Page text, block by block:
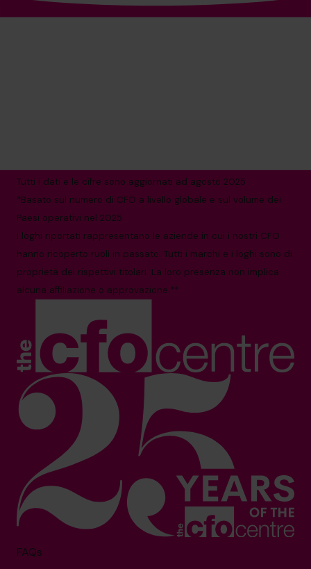
Tutti i dati e le cifre sono aggiornati ad agosto 2025
*Basato sul numero di CFO a livello globale e sul volume dei
Paesi operativi nel 2025.
I loghi riportati rappresentano le aziende in cui i nostri CFO
hanno ricoperto ruoli in passato. Tutti i marchi e i loghi sono di
proprietà dei rispettivi titolari. La loro presenza non implica
alcuna affiliazione o approvazione.**
FAQs